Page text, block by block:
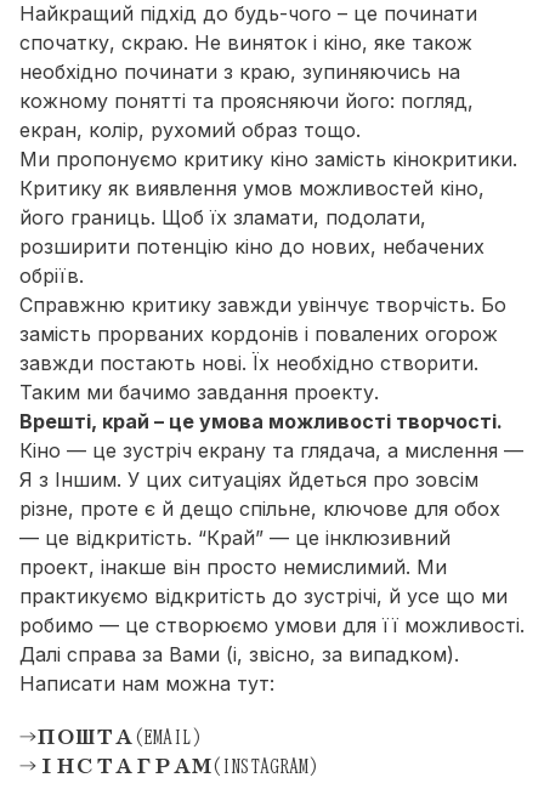
Найкращий підхід до будь-чого – це починати
спочатку, скраю. Не виняток і кіно, яке також
необхідно починати з краю, зупиняючись на
кожному понятті та проясняючи його: погляд,
екран, колір, рухомий образ тощо.
Ми пропонуємо критику кіно замість кінокритики.
Критику як виявлення умов можливостей кіно,
його границь. Щоб їх зламати, подолати,
розширити потенцію кіно до нових, небачених
обріїв.
Справжню критику завжди увінчує творчість. Бо
замість прорваних кордонів і повалених огорож
завжди постають нові. Їх необхідно створити.
Таким ми бачимо завдання проекту.
Врешті, край – це умова можливості творчості.
Кіно — це зустріч екрану та глядача, а мислення —
Я з Іншим. У цих ситуаціях йдеться про зовсім
різне, проте є й дещо спільне, ключове для обох
— це відкритість. “Край” — це інклюзивний
проект, інакше він просто немислимий. Ми
практикуємо відкритість до зустрічі, й усе що ми
робимо — це створюємо умови для її можливості.
Далі справа за Вами (і, звісно, за випадком).
Написати нам можна тут:
ПОШТА (EMAIL)
ІНСТАГРАМ(INSTAGRAM)